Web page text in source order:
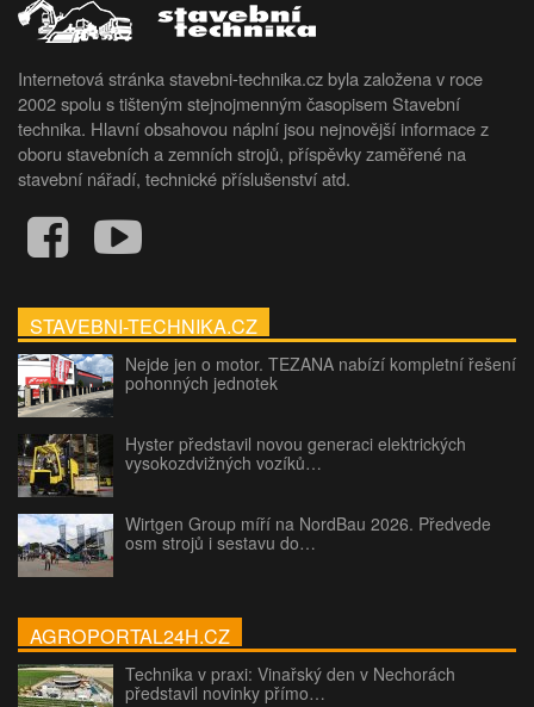
Internetová stránka stavebni-technika.cz byla založena v roce
2002 spolu s tišteným stejnojmenným časopisem Stavební
technika. Hlavní obsahovou náplní jsou nejnovější informace z
oboru stavebních a zemních strojů, příspěvky zaměřené na
stavební nářadí, technické příslušenství atd.
STAVEBNI-TECHNIKA.CZ
Nejde jen o motor. TEZANA nabízí kompletní řešení
pohonných jednotek
Hyster představil novou generaci elektrických
vysokozdvižných vozíků…
Wirtgen Group míří na NordBau 2026. Předvede
osm strojů i sestavu do…
AGROPORTAL24H.CZ
Technika v praxi: Vinařský den v Nechorách
představil novinky přímo…